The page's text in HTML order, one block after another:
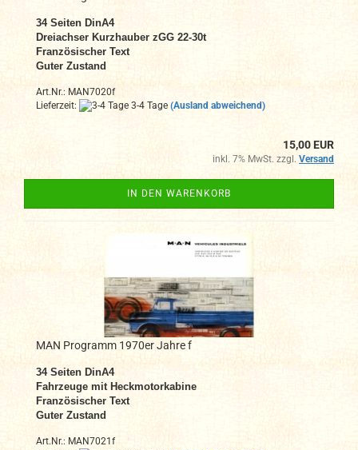
34 Seiten DinA4
Dreiachser Kurzhauber zGG 22-30t
Französischer Text
Guter Zustand
Art.Nr.: MAN7020f
Lieferzeit:
3-4 Tage (Ausland abweichend)
15,00 EUR
inkl. 7% MwSt. zzgl. Versand
IN DEN WARENKORB
MAN Programm 1970er Jahre f
34 Seiten DinA4
Fahrzeuge mit Heckmotorkabine
Französischer Text
Guter Zustand
Art.Nr.: MAN7021f